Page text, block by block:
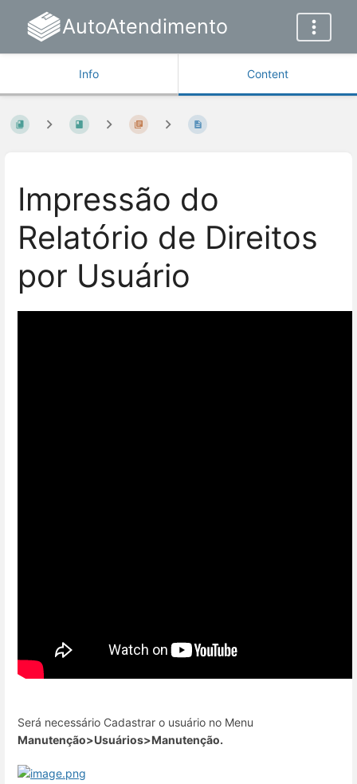
AutoAtendimento
Info Content
Impressão do
Relatório de Direitos
por Usuário
Será necessário Cadastrar o usuário no Menu
Manutenção>Usuários>Manutenção.